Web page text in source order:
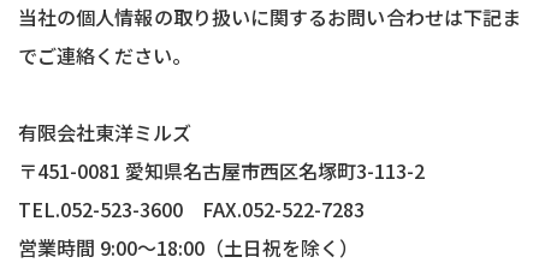
当社の個人情報の取り扱いに関するお問い合わせは下記ま
でご連絡ください。
有限会社東洋ミルズ
〒451-0081 愛知県名古屋市西区名塚町3-113-2
TEL.052-523-3600 FAX.052-522-7283
営業時間 9:00〜18:00（土日祝を除く）